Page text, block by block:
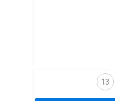
13